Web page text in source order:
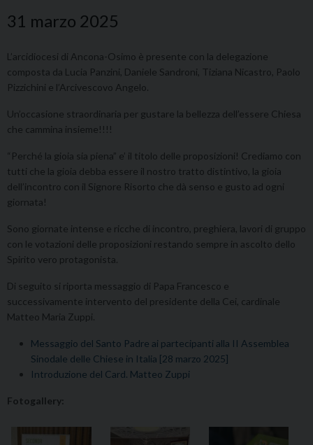
31 marzo 2025
L’arcidiocesi di Ancona-Osimo è presente con la delegazione
composta da Lucia Panzini, Daniele Sandroni, Tiziana Nicastro, Paolo
Pizzichini e l’Arcivescovo Angelo.
Un’occasione straordinaria per gustare la bellezza dell’essere Chiesa
che cammina insieme!!!!
“Perché la gioia sia piena” e’ il titolo delle proposizioni! Crediamo con
tutti che la gioia debba essere il nostro tratto distintivo, la gioia
dell’incontro con il Signore Risorto che dà senso e gusto ad ogni
giornata!
Sono giornate intense e ricche di incontro, preghiera, lavori di gruppo
con le votazioni delle proposizioni restando sempre in ascolto dello
Spirito vero protagonista.
Di seguito si riporta messaggio di Papa Francesco e
successivamente intervento del presidente della Cei, cardinale
Matteo Maria Zuppi.
Messaggio del Santo Padre ai partecipanti alla II Assemblea
Sinodale delle Chiese in Italia [28 marzo 2025]
Introduzione del Card. Matteo Zuppi
Fotogallery: